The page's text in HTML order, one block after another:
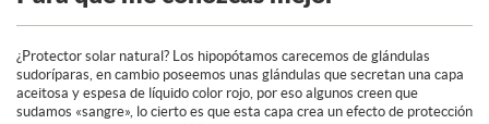
¿Protector solar natural? Los hipopótamos carecemos de glándulas
sudoríparas, en cambio poseemos unas glándulas que secretan una capa
aceitosa y espesa de líquido color rojo, por eso algunos creen que
sudamos «sangre», lo cierto es que esta capa crea un efecto de protección